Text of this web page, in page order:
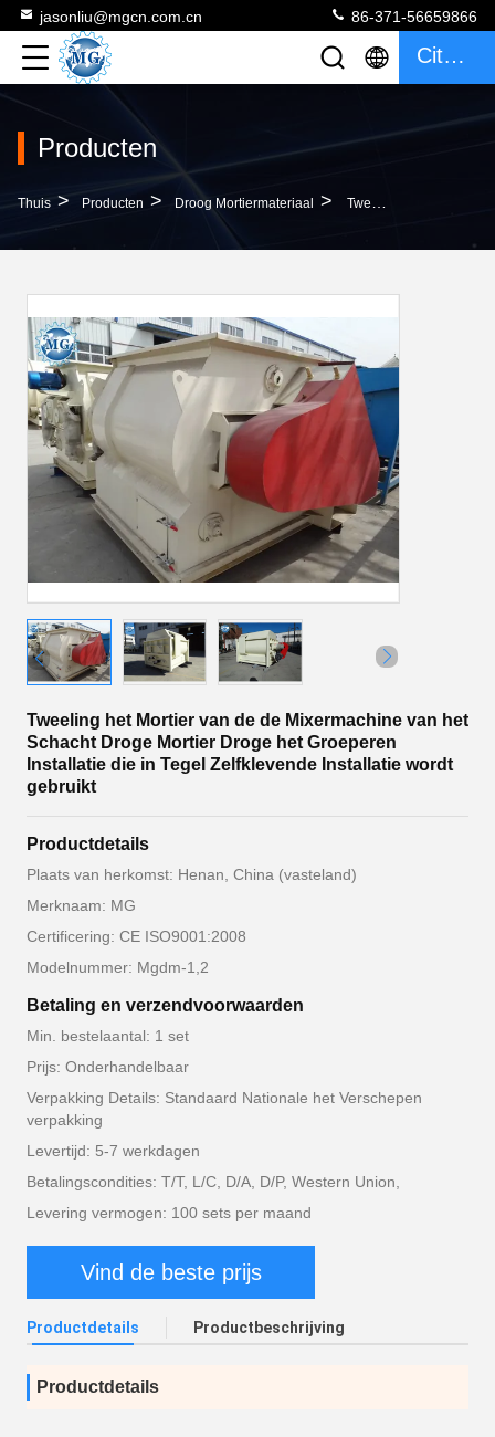
jasonliu@mgcn.com.cn 86-371-56659866
Citaat
Producten
Thuis > Producten > Droog Mortiermateriaal > Tweeling Het Mortier Van De De Mixermachine Van Het Schacht Droge Mortier Droge Het Groeperen Installatie Die In Tegel Zelfklevende Installatie Wordt Gebruikt
Tweeling het Mortier van de de Mixermachine van het
Schacht Droge Mortier Droge het Groeperen
Installatie die in Tegel Zelfklevende Installatie wordt
gebruikt
Productdetails
Plaats van herkomst: Henan, China (vasteland)
Merknaam: MG
Certificering: CE ISO9001:2008
Modelnummer: Mgdm-1,2
Betaling en verzendvoorwaarden
Min. bestelaantal: 1 set
Prijs: Onderhandelbaar
Verpakking Details: Standaard Nationale het Verschepen
verpakking
Levertijd: 5-7 werkdagen
Betalingscondities: T/T, L/C, D/A, D/P, Western Union,
Levering vermogen: 100 sets per maand
Vind de beste prijs
Productdetails Productbeschrijving
Productdetails